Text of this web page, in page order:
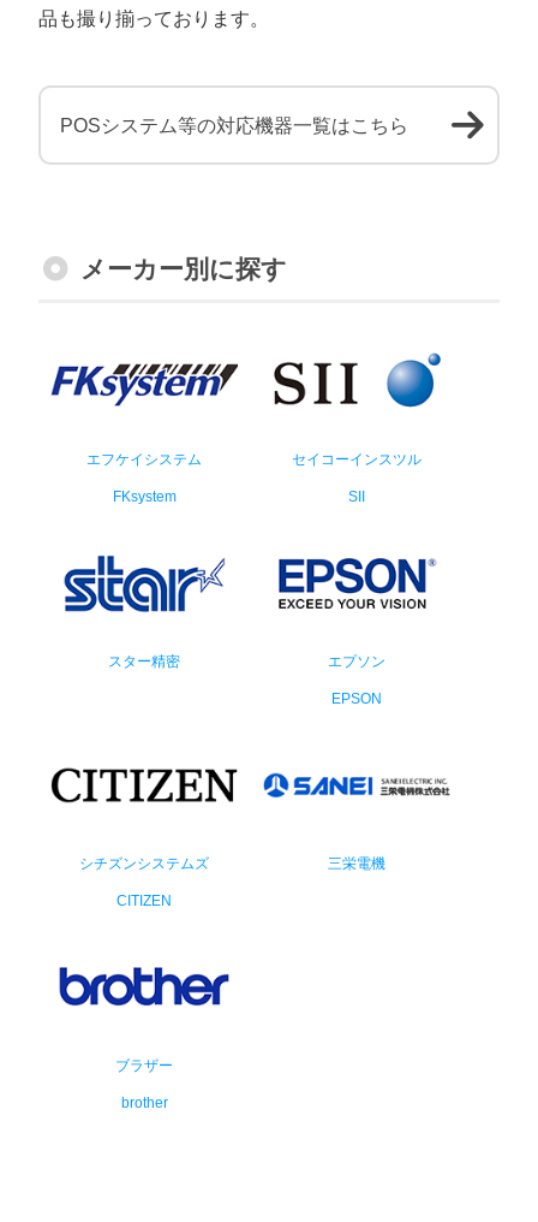
品も撮り揃っております。
POSシステム等の対応機器一覧はこちら
メーカー別に探す
エフケイシステム
FKsystem
セイコーインスツル
SII
スター精密 エプソン
EPSON
シチズンシステムズ
CITIZEN
三栄電機
ブラザー
brother